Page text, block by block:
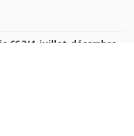
66 3/4, juillet-décembre